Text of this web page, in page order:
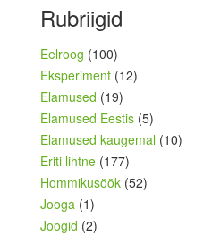
Rubriigid
Eelroog (100)
Eksperiment (12)
Elamused (19)
Elamused Eestis (5)
Elamused kaugemal (10)
Eriti lihtne (177)
Hommikusöök (52)
Jooga (1)
Joogid (2)